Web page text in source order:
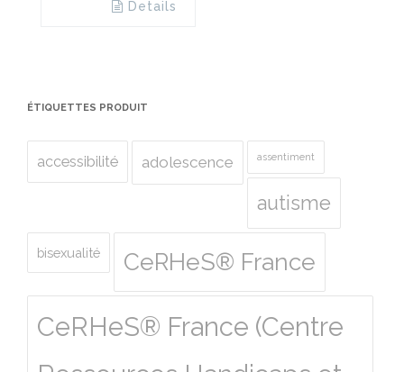
Details
ÉTIQUETTES PRODUIT
accessibilité adolescence assentiment
autisme
bisexualité CeRHeS® France
CeRHeS® France (Centre